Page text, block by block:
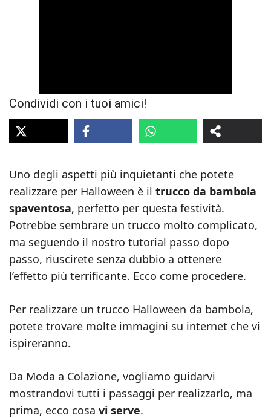
Condividi con i tuoi amici!
Uno degli aspetti più inquietanti che potete
realizzare per Halloween è il trucco da bambola
spaventosa, perfetto per questa festività.
Potrebbe sembrare un trucco molto complicato,
ma seguendo il nostro tutorial passo dopo
passo, riuscirete senza dubbio a ottenere
l’effetto più terrificante. Ecco come procedere.
Per realizzare un trucco Halloween da bambola,
potete trovare molte immagini su internet che vi
ispireranno.
Da Moda a Colazione, vogliamo guidarvi
mostrandovi tutti i passaggi per realizzarlo, ma
prima, ecco cosa vi serve.